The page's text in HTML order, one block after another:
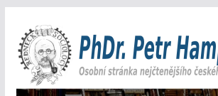
obsah